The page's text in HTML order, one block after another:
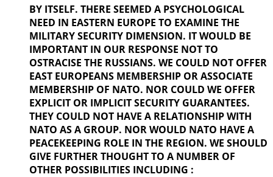
BY ITSELF. THERE SEEMED A PSYCHOLOGICAL
NEED IN EASTERN EUROPE TO EXAMINE THE
MILITARY SECURITY DIMENSION. IT WOULD BE
IMPORTANT IN OUR RESPONSE NOT TO
OSTRACISE THE RUSSIANS. WE COULD NOT OFFER
EAST EUROPEANS MEMBERSHIP OR ASSOCIATE
MEMBERSHIP OF NATO. NOR COULD WE OFFER
EXPLICIT OR IMPLICIT SECURITY GUARANTEES.
THEY COULD NOT HAVE A RELATIONSHIP WITH
NATO AS A GROUP. NOR WOULD NATO HAVE A
PEACEKEEPING ROLE IN THE REGION. WE SHOULD
GIVE FURTHERTHOUGHT TO A NUMBER OF
OTHER POSSIBILITIES INCLUDING :